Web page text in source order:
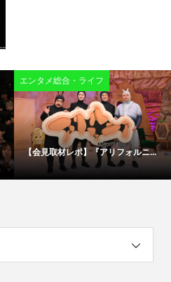
エンタメ総合・ライフ
【会見取材レポ】『アリフォルニ...